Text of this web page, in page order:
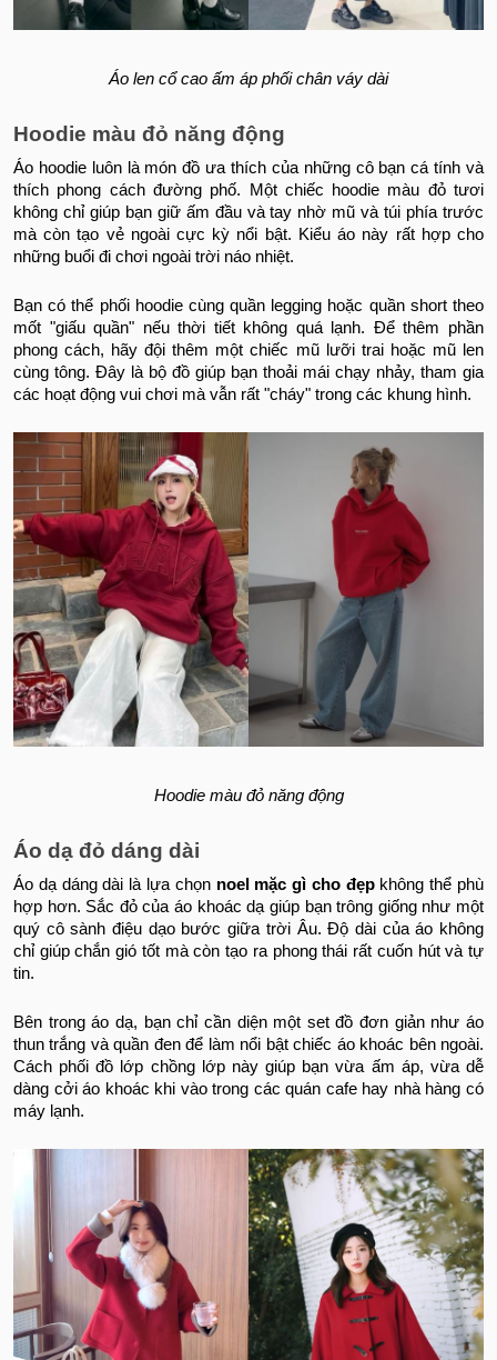
Áo len cổ cao ấm áp phối chân váy dài
Hoodie màu đỏ năng động
Áo hoodie luôn là món đồ ưa thích của những cô bạn cá tính và
thích phong cách đường phố. Một chiếc hoodie màu đỏ tươi
không chỉ giúp bạn giữ ấm đầu và tay nhờ mũ và túi phía trước
mà còn tạo vẻ ngoài cực kỳ nổi bật. Kiểu áo này rất hợp cho
những buổi đi chơi ngoài trời náo nhiệt.
Bạn có thể phối hoodie cùng quần legging hoặc quần short theo
mốt "giấu quần" nếu thời tiết không quá lạnh. Để thêm phần
phong cách, hãy đội thêm một chiếc mũ lưỡi trai hoặc mũ len
cùng tông. Đây là bộ đồ giúp bạn thoải mái chạy nhảy, tham gia
các hoạt động vui chơi mà vẫn rất "cháy" trong các khung hình.
Hoodie màu đỏ năng động
Áo dạ đỏ dáng dài
Áo dạ dáng dài là lựa chọn noel mặc gì cho đẹp không thể phù
hợp hơn. Sắc đỏ của áo khoác dạ giúp bạn trông giống như một
quý cô sành điệu dạo bước giữa trời Âu. Độ dài của áo không
chỉ giúp chắn gió tốt mà còn tạo ra phong thái rất cuốn hút và tự
tin.
Bên trong áo dạ, bạn chỉ cần diện một set đồ đơn giản như áo
thun trắng và quần đen để làm nổi bật chiếc áo khoác bên ngoài.
Cách phối đồ lớp chồng lớp này giúp bạn vừa ấm áp, vừa dễ
dàng cởi áo khoác khi vào trong các quán cafe hay nhà hàng có
máy lạnh.